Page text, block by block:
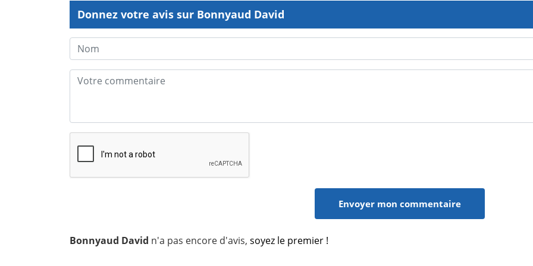
Donnez votre avis sur Bonnyaud David
Bonnyaud David n'a pas encore d'avis, soyez le premier !